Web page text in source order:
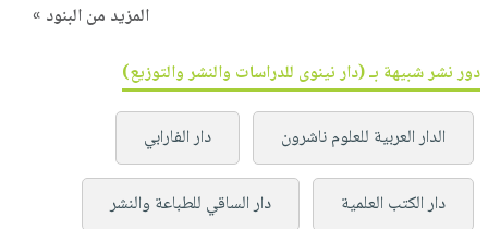
المزيد من البنود »
دور نشر شبيهة بـ (دار نينوى للدراسات والنشر والتوزيع)
الدار العربية للعلوم ناشرون دار الفارابي
دار الكتب العلمية دار الساقي للطباعة والنشر